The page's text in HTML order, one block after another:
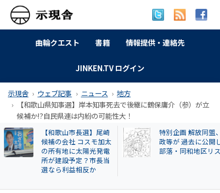
曲輪クエスト 書籍 情報提供・連絡先
JINKEN.TV ログイン
示現舎 ウェブ記事 ニュース
地方
【和歌山県知事選】岸本知事死去で後継に鶴保庸介（参）が立
候補か!?自民県連は内紛の可能性大！
【和歌山市長選】尾崎
候補の会社 コスモ加太
の所有地に太陽光発電
所が建設予定？市長当
選なら利益相反か
特別企画 解放同盟
政等が 過去に公開
部落・同和地区リ